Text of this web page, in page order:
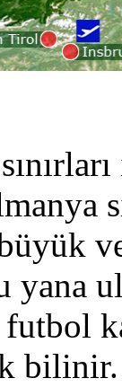
yana
bilinir.